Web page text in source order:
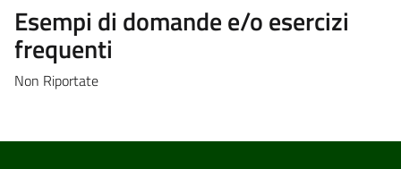
Esempi di domande e/o esercizi
frequenti
Non Riportate